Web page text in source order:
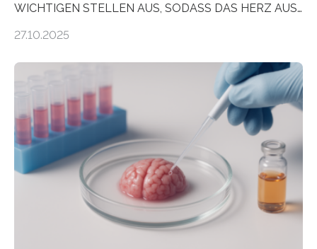
WICHTIGEN STELLEN AUS, SODASS DAS HERZ AUS
aus dem Deutschen Zentrum für Herzinsuffizienz
im Journal Circulation, warum der Energietransport bei
der Hypertrophen Kardiomyopathie (HCM) versagen
kann und wie sich durch eine Verringerung der
Herzbelastung und des oxidativen Stresses
Rhythmusstörungen reduzieren lassen. Würzburg. Die
hypertrophe Kardiomyopathie (HCM) ist die häufigste
erblich bedingte Herzerkrankung. Sie führt dazu, dass
sich die linke Herzkammer verdickt, der Herzmuskel zu
stark kontrahiert…
27.10.2025